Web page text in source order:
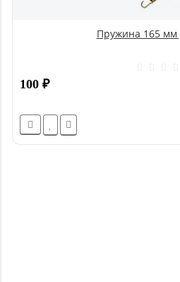
Пружина 165 мм
100 ₽